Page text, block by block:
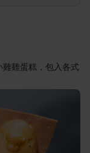
雞蛋糕，包入各式